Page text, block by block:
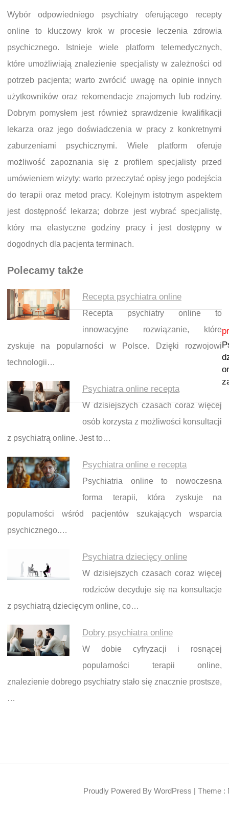
Wybór odpowiedniego psychiatry oferującego recepty
online to kluczowy krok w procesie leczenia zdrowia
psychicznego. Istnieje wiele platform telemedycznych,
które umożliwiają znalezienie specjalisty w zależności od
potrzeb pacjenta; warto zwrócić uwagę na opinie innych
użytkowników oraz rekomendacje znajomych lub rodziny.
Dobrym pomysłem jest również sprawdzenie kwalifikacji
lekarza oraz jego doświadczenia w pracy z konkretnymi
zaburzeniami psychicznymi. Wiele platform oferuje
możliwość zapoznania się z profilem specjalisty przed
umówieniem wizyty; warto przeczytać opisy jego podejścia
do terapii oraz metod pracy. Kolejnym istotnym aspektem
jest dostępność lekarza; dobrze jest wybrać specjalistę,
który ma elastyczne godziny pracy i jest dostępny w
dogodnych dla pacjenta terminach.
Polecamy także
Recepta psychiatra online
Recepta psychiatry online to
innowacyjne rozwiązanie, które
zyskuje na popularności w Polsce. Dzięki rozwojowi
technologii…
Psychiatra online recepta
W dzisiejszych czasach coraz więcej
osób korzysta z możliwości konsultacji
z psychiatrą online. Jest to…
Psychiatra online e recepta
Psychiatria online to nowoczesna
forma terapii, która zyskuje na
popularności wśród pacjentów szukających wsparcia
psychicznego.…
Psychiatra dziecięcy online
W dzisiejszych czasach coraz więcej
rodziców decyduje się na konsultacje
z psychiatrą dziecięcym online, co…
Dobry psychiatra online
W dobie cyfryzacji i rosnącej
popularności terapii online,
znalezienie dobrego psychiatry stało się znacznie prostsze,
…
Nawigacja wpisu
Proudly Powered By WordPress | Theme :